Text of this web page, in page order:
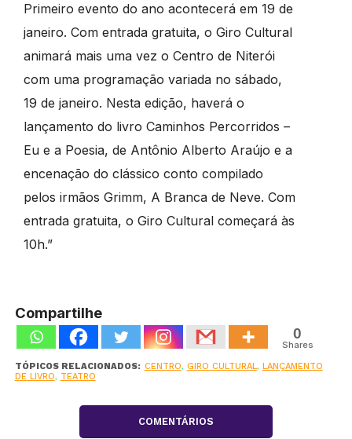
Primeiro evento do ano acontecerá em 19 de
janeiro. Com entrada gratuita, o Giro Cultural
animará mais uma vez o Centro de Niterói
com uma programação variada no sábado,
19 de janeiro. Nesta edição, haverá o
lançamento do livro Caminhos Percorridos –
Eu e a Poesia, de Antônio Alberto Araújo e a
encenação do clássico conto compilado
pelos irmãos Grimm, A Branca de Neve. Com
entrada gratuita, o Giro Cultural começará às
10h.”
Compartilhe
0
Shares
TÓPICOS RELACIONADOS: CENTRO, GIRO CULTURAL, LANÇAMENTO
DE LIVRO, TEATRO
COMENTÁRIOS